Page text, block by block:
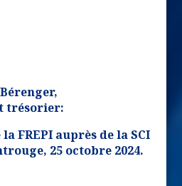
trésorier:
FREPI auprès de la SCI
25 octobre 2024.